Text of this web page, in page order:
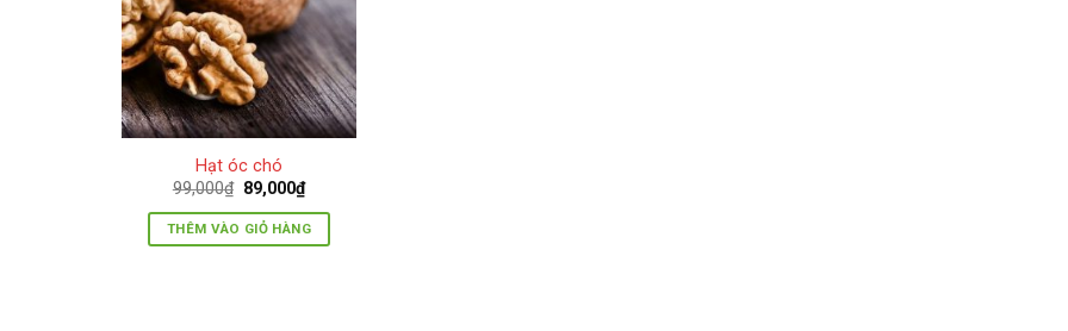
Hạt óc chó
99,000₫ Giá
gốc
là:
99,000₫.
89,000₫Giá
hiện
tại
là:
THÊM VÀO GIỎ HÀNG